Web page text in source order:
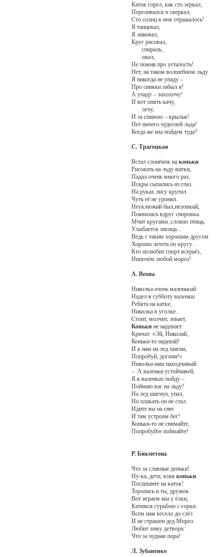
Каток горел, как сто зеркал,
Переливался и сверкал,
Сто солнц в нем отражалось!
Я танцевал,
Я ликовал,
Круг рисовал,
спираль,
овал,
Не помня про усталость!
Нет, на таком волшебном льду
Я никогда не упаду –
Про синяки забыл я!
А упаду – захохочу!
И вот опять качу,
лечу,
И за спиною – крылья!
Нет ничего чудесней льда!
Когда же мы пойдем туда?
С. Трагоцкая
Встал слонёнок на коньки
Рисовать на льду витки,
Падал очень много раз,
Искры сыпались из глаз.
На руках лису крутил
Чуть её не уронил.
Неуклюжий был,неловкий,
Появилась вдруг сноровка.
Мчит кругами ,словно птица,
Улыбается лисица...
Ведь с таким хорошим другом
Хорошо лететь по кругу.
Кто полюбит спорт всерьёз,
Нипочём любой мороз!
А. Веона
Николка очень маленький
Надел в субботу валенки.
Ребята на катке,
Николка в уголке.
Стоит, молчит, зевает,
Конькине надевает.
Кричат: «Эй, Николай,
Коньки-то надевай!
И к нам на лед шагни,
Попробуй, догони!»
Николка наш находчивый:
– А валенки устойчивей,
Я в валенках пойду –
Поймаю вас на льду!
На лед шагнул, упал,
Но плакать он не стал.
Идите вы на снег
И там устроим бег!
Коньки-то не снимайте,
Попробуйте поймайте!
Р. Бикметова
Что за славные деньки!
Ну-ка, дети, взяв коньки
Поспешите на каток!
Торопись и ты, дружок.
Вот играем мы у ёлки,
Катимся гурьбою с горки.
Всем нам весело до слёз
И не страшен дед Мороз.
Любит зиму детвора:
Что за чудная пора!
Л. Зубаненко